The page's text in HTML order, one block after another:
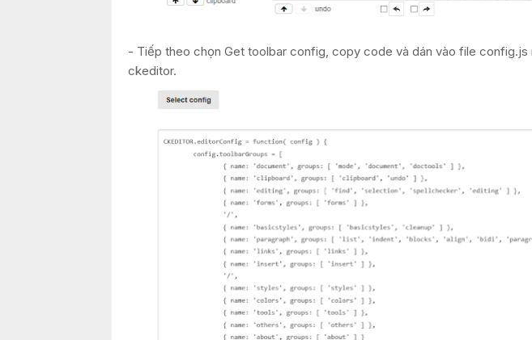
- Tiếp theo chọn Get toolbar config, copy code và dán vào file config.js
ckeditor.